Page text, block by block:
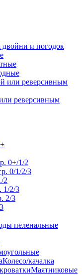
двойни и погодок
реверсивным
0+/1/2
0/1/2/3
2
1/2/3
2/3
пеленальные
Колесо/качалка
Маятниковые